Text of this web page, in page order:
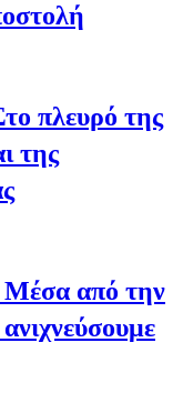
πλευρό της
της
από την